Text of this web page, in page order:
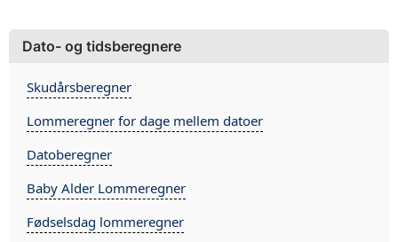
Dato- og tidsberegnere
Skudårsberegner
Lommeregner for dage mellem datoer
Datoberegner
Baby Alder Lommeregner
Fødselsdag lommeregner